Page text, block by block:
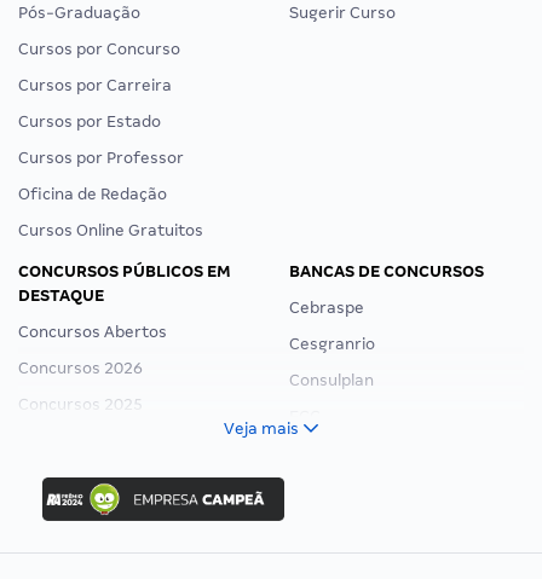
Pós-Graduação
Cursos por Concurso
Cursos por Carreira
Cursos por Estado
Cursos por Professor
Oficina de Redação
Cursos Online Gratuitos
Sugerir Curso
CONCURSOS PÚBLICOS EM
DESTAQUE
Concursos Abertos
Concursos 2026
Concursos 2025
Concurso Ibama
Concurso MPU
Editais publicados
BANCAS DE CONCURSOS
Cebraspe
Cesgranrio
Consulplan
Veja mais